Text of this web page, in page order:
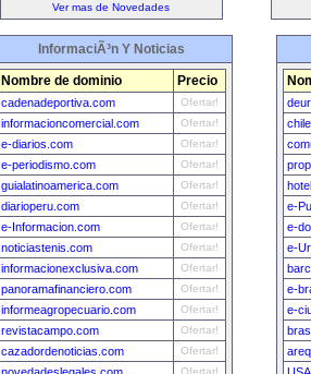
Ver mas de Novedades
InformaciÃ³n Y Noticias
Nombre de dominio Precio
cadenadeportiva.com Ofertar!
informacioncomercial.com Ofertar!
e-diarios.com Ofertar!
e-periodismo.com Ofertar!
guialatinoamerica.com Ofertar!
diarioperu.com Ofertar!
e-Informacion.com Ofertar!
noticiastenis.com Ofertar!
informacionexclusiva.com Ofertar!
panoramafinanciero.com Ofertar!
informeagropecuario.com Ofertar!
revistacampo.com Ofertar!
cazadordenoticias.com Ofertar!
Ofertar!
e-
e-
e-
e-
e-